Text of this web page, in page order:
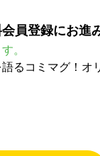
員登録にお進
。
るコミマグ！オ